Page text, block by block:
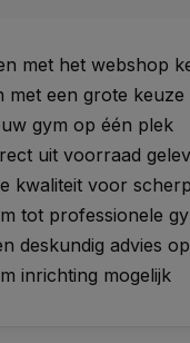
met het webshop
met een grote
gym op één plek
uit voorraad
kwaliteit voor
tot professionele
deskundig advies
inrichting mogelijk